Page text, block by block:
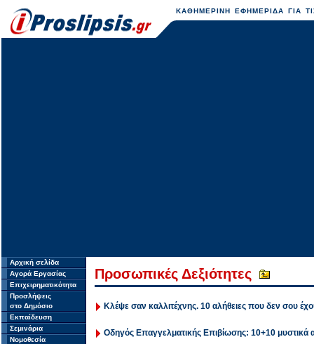
ΚΑΘΗΜΕΡΙΝΗ ΕΦΗΜΕΡΙΔΑ ΓΙΑ
Αρχική σελίδα
Αγορά Εργασίας
Επιχειρηματικότητα
Προσλήψεις
στο Δημόσιο
Εκπαίδευση
Σεμινάρια
Νομοθεσία
Προσωπικές Δεξιότητες
Κλέψε σαν καλλιτέχνης. 10 αλήθειες που δεν σου
Οδηγός Επαγγελματικής Επιβίωσης: 10+10 μυστικά